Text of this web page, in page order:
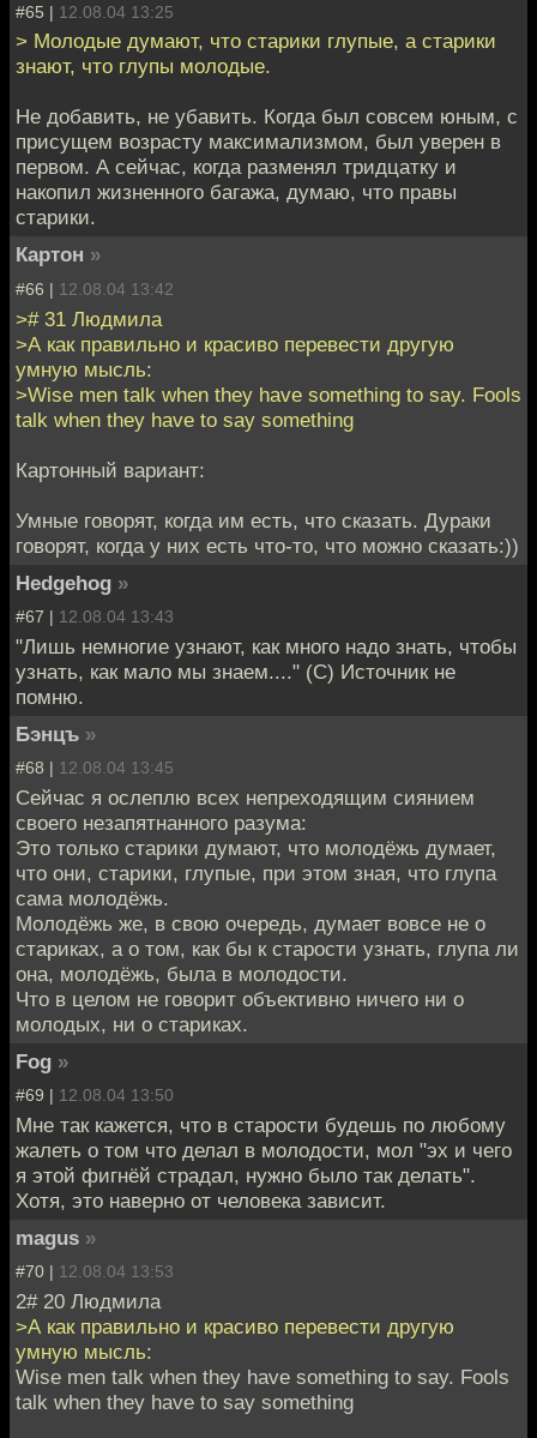
#65 | 12.08.04 13:25
> Молодые думают, что старики глупые, а старики
знают, что глупы молодые.
Не добавить, не убавить. Когда был совсем юным, с
присущем возрасту максимализмом, был уверен в
первом. А сейчас, когда разменял тридцатку и
накопил жизненного багажа, думаю, что правы
старики.
Картон »
#66 | 12.08.04 13:42
># 31 Людмила
>А как правильно и красиво перевести другую
умную мысль:
>Wise men talk when they have something to say. Fools
talk when they have to say something
Картонный вариант:
Умные говорят, когда им есть, что сказать. Дураки
говорят, когда у них есть что-то, что можно сказать:))
Hedgehog »
#67 | 12.08.04 13:43
"Лишь немногие узнают, как много надо знать, чтобы
узнать, как мало мы знаем...." (С) Источник не
помню.
Бэнцъ »
#68 | 12.08.04 13:45
Сейчас я ослеплю всех непреходящим сиянием
своего незапятнанного разума:
Это только старики думают, что молодёжь думает,
что они, старики, глупые, при этом зная, что глупа
сама молодёжь.
Молодёжь же, в свою очередь, думает вовсе не о
стариках, а о том, как бы к старости узнать, глупа ли
она, молодёжь, была в молодости.
Что в целом не говорит объективно ничего ни о
молодых, ни о стариках.
Fog »
#69 | 12.08.04 13:50
Мне так кажется, что в старости будешь по любому
жалеть о том что делал в молодости, мол "эх и чего
я этой фигнёй страдал, нужно было так делать".
Хотя, это наверно от человека зависит.
magus »
#70 | 12.08.04 13:53
2# 20 Людмила
>А как правильно и красиво перевести другую
умную мысль:
Wise men talk when they have something to say. Fools
talk when they have to say something